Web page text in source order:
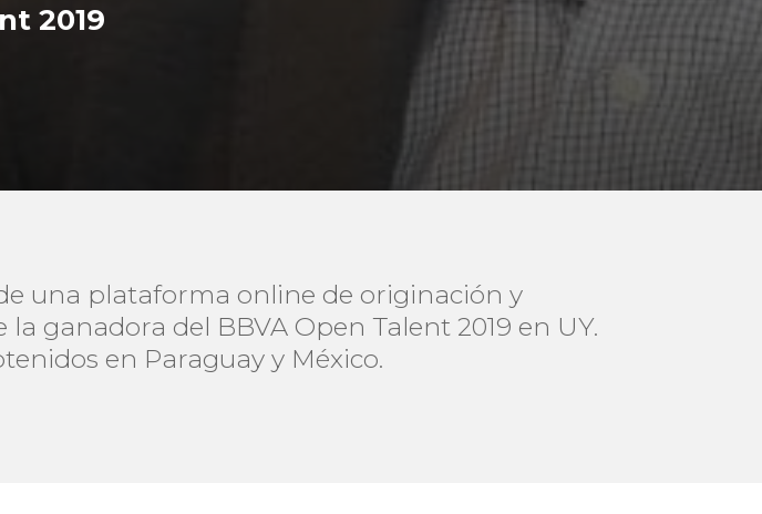
2019
una plataforma online de originación y
ganadora del BBVA Open Talent 2019 en UY.
en Paraguay y México.